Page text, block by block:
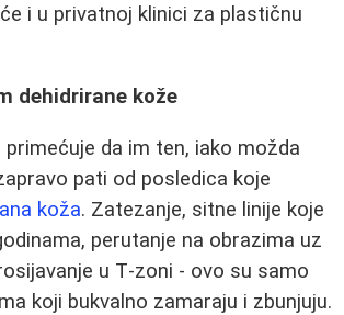
i u privatnoj klinici za plastičnu
dehidrirane kože
primećuje da im ten, iako možda
pati od posledica koje
koža. Zatezanje, sitne linije koje
perutanje na obrazima uz
u T‑zoni - ovo su samo
koji bukvalno zamaraju i zbunjuju.